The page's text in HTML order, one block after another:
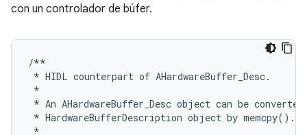
con un controlador de búfer.
/**
* HIDL counterpart of AHardwareBuffer_Desc.
*
* An AHardwareBuffer_Desc object can be converted
* HardwareBufferDescription object by memcpy() .
*